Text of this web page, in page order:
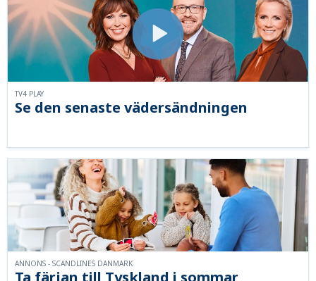
Se den senaste vädersändningen
TV4 PLAY
ANNONS - SCANDLINES DANMARK